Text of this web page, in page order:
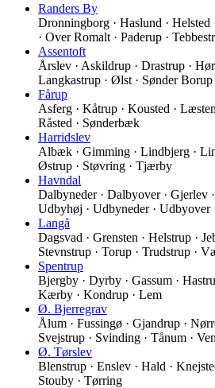
Randers By
Dronningborg · Haslund ·
· Over Romalt · Paderup ·
Assentoft
Årslev · Askildrup · Drastrup ·
Langkastrup · Ølst · Sønder Borup
Fårup
Asferg · Kåtrup · Kousted ·
Råsted · Sønderbæk
Harridslev
Albæk · Gimming · Lindbjerg ·
Østrup · Støvring · Tjærby
Havndal
Dalbyneder · Dalbyover · Gjerlev
Udbyhøj · Udbyneder · Udbyover
Langå
Dagsvad · Grensten · Helstrup ·
Stevnstrup · Torup · Trudstrup ·
Spentrup
Bjergby · Dyrby · Gassum ·
Kærby · Kondrup · Lem
Ø. Bjerregrav
Ålum · Fussingø · Gjandrup ·
Svejstrup · Svinding · Tånum ·
Ø. Tørslev
Blenstrup · Enslev · Hald ·
Stouby · Tørring